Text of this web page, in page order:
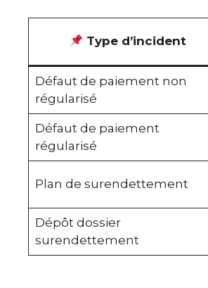
Type d’incident
Défaut de paiement non
régularisé
Défaut de paiement
régularisé
Plan de surendettement
Dépôt dossier
surendettement